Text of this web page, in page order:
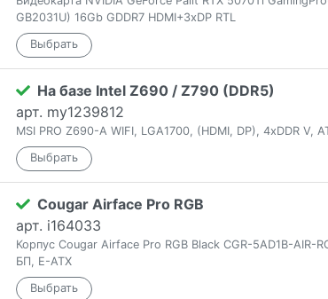
GB2031U) 16Gb GDDR7 HDMI+3xDP RTL
На базе Intel Z690 / Z790 (DDR5)
арт. my1239812
MSI PRO Z690-A WIFI, LGA1700, (HDMI, DP), 4xDDR V,
Cougar Airface Pro RGB
арт. i164033
Корпус Cougar Airface Pro RGB Black CGR-5AD1B-AIR-
БП, E-ATX